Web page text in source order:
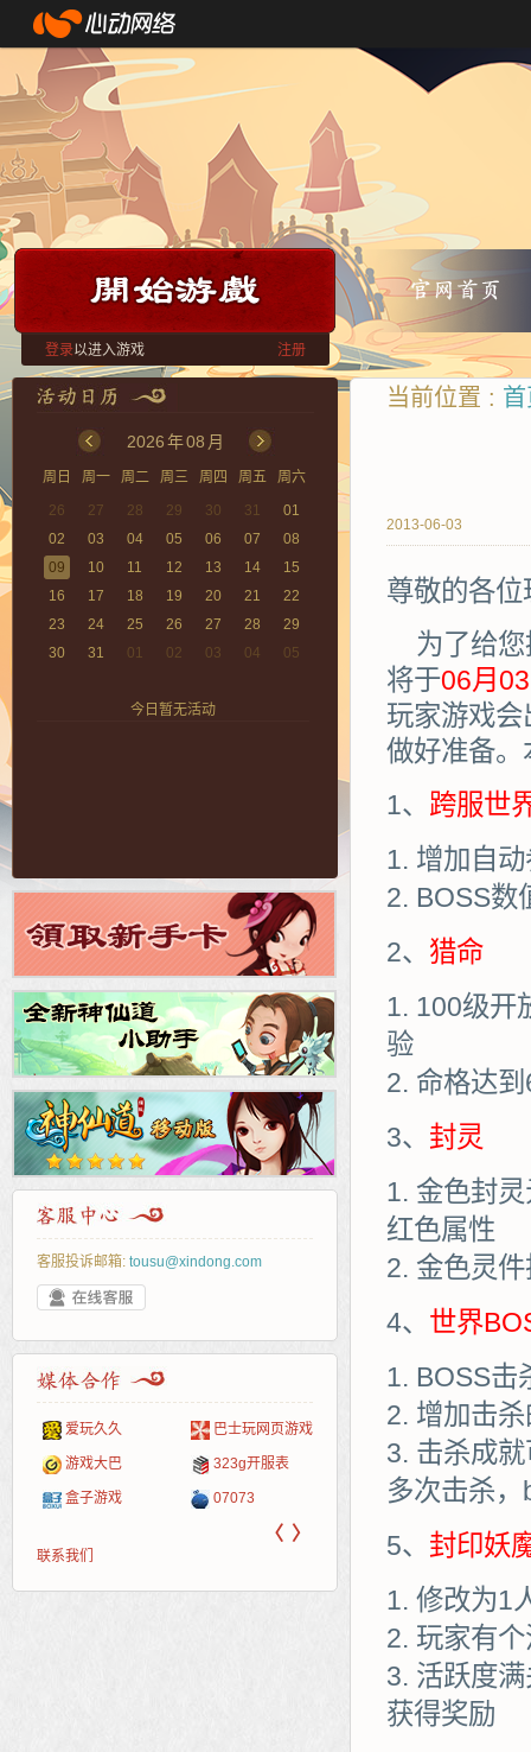
登录以进入游戏 注册
2026年08 月
周日 周一 周二 周三 周四 周五
周六
26
27 28 29 30 31
01
02
03 04 05 06 07
08
09
10 11 12 13 14
15
16
17 18 19 20 21
22
23
24 25 26 27 28
29
30
31 01 02 03 04 05
今日暂无活动
客服投诉邮箱: tousu@xindong.com
爱玩久久 巴士玩网页游戏
游戏大巴 323g开服表
盒子游戏 07073
页游网
腾讯游戏 新浪
新浪页游 网易
多玩
pcgame 中华网
Cwan
游一游
游侠网页游戏 40407
5617网游网 一游网
开服网
斗蟹网页游戏 游戏
4q5q游戏
〈 〉
联系我们
当前位置 :
2013-06-03
尊敬的各位
为了给
将于06月
玩家游戏
做好准备
1、 跨服世
增加自
BOSS数
2、 猎命
100级开
验
命格达
3、 封灵
金色封
红色属性
金色灵
4、 世界
BOSS击
增加击
击杀成
多次击杀
5、 封印妖
修改为1
玩家有
活跃度
获得奖励